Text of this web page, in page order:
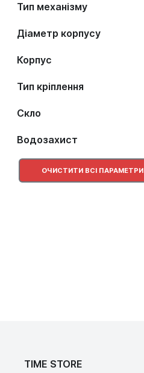
Тип механізму
Діаметр корпусу
Корпус
Тип кріплення
Скло
Водозахист
ОЧИСТИТИ ВСІ ПАРАМЕТРИ
TIME STORE